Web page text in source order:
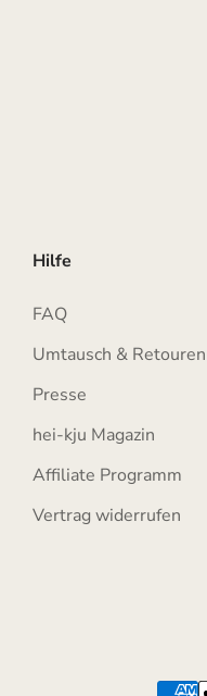
Hilfe
FAQ
Umtausch & Retouren
Presse
hei-kju Magazin
Affiliate Programm
Vertrag widerrufen